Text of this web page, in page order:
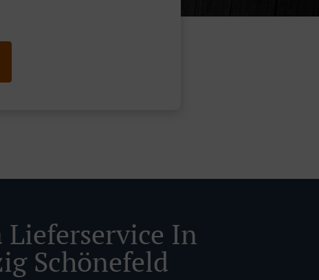
Lieferservice In
Schönefeld